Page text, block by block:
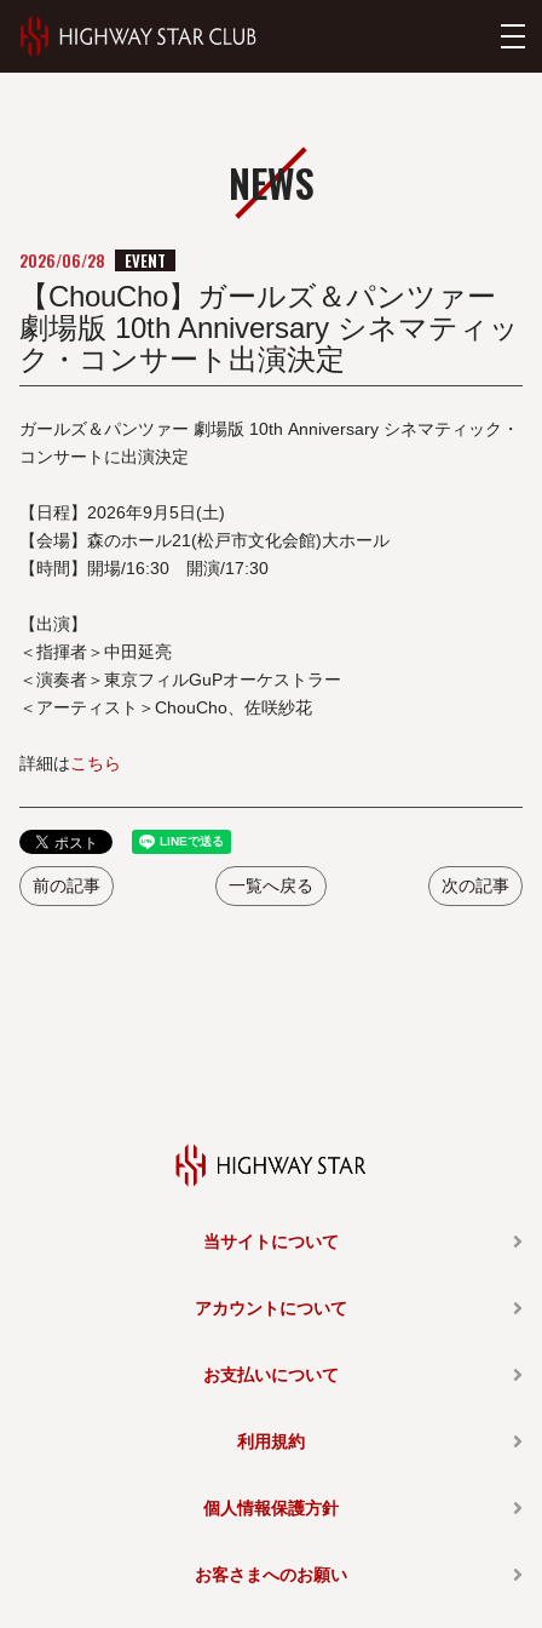
NEWS
2026/06/28 EVENT
【ChouCho】ガールズ＆パンツァー
劇場版 10th Anniversary シネマティッ
ク・コンサート出演決定
ガールズ＆パンツァー 劇場版 10th Anniversary シネマティック・
コンサートに出演決定
【日程】2026年9月5日(土)
【会場】森のホール21(松戸市文化会館)大ホール
【時間】開場/16:30 開演/17:30
【出演】
＜指揮者＞中田延亮
＜演奏者＞東京フィルGuPオーケストラー
＜アーティスト＞ChouCho、佐咲紗花
詳細はこちら
前の記事 一覧へ戻る 次の記事
当サイトについて
アカウントについて
お支払いについて
利用規約
個人情報保護方針
お客さまへのお願い